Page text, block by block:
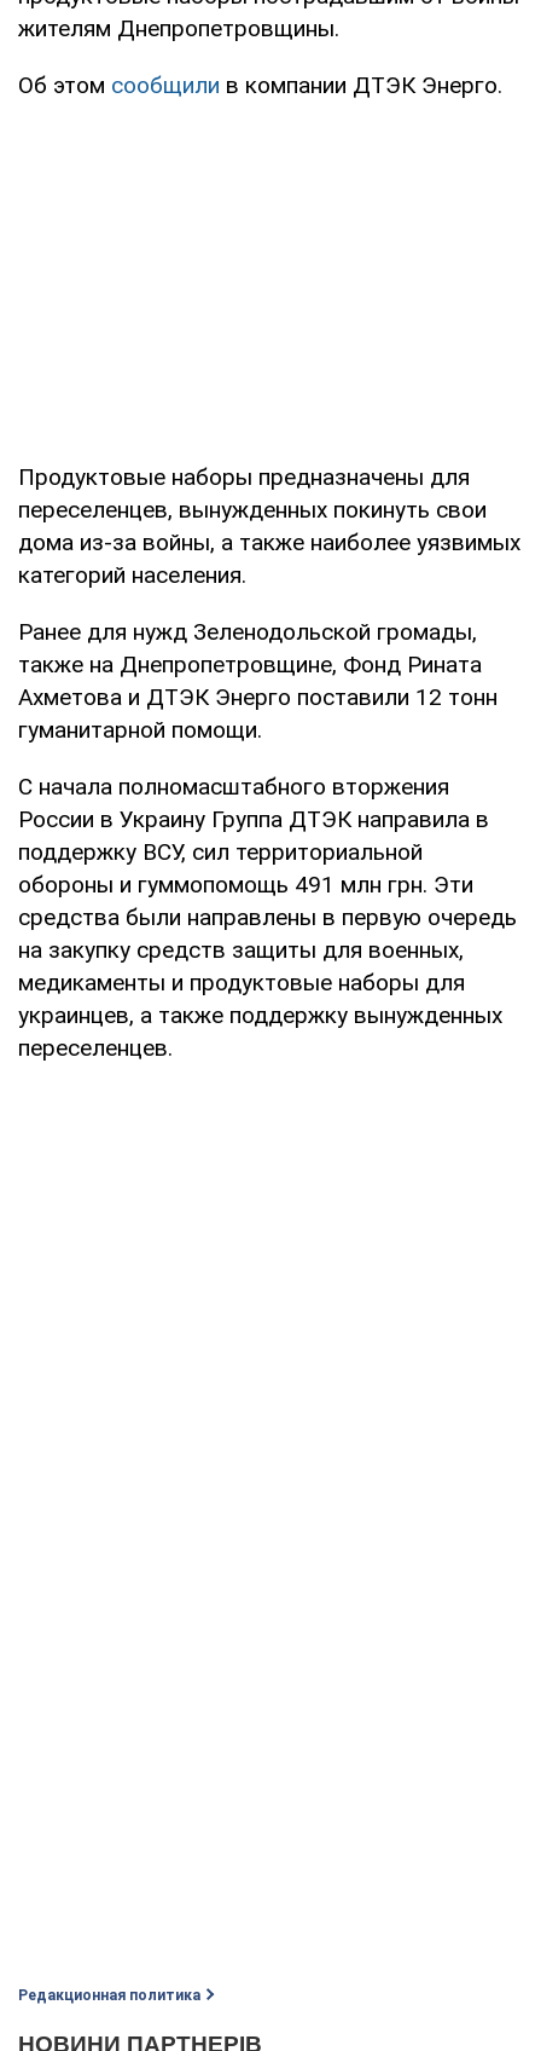
жителям Днепропетровщины.
Об этом сообщили в компании ДТЭК Энерго.
Продуктовые наборы предназначены для
переселенцев, вынужденных покинуть свои
дома из-за войны, а также наиболее уязвимых
категорий населения.
Ранее для нужд Зеленодольской громады,
также на Днепропетровщине, Фонд Рината
Ахметова и ДТЭК Энерго поставили 12 тонн
гуманитарной помощи.
С начала полномасштабного вторжения
России в Украину Группа ДТЭК направила в
поддержку ВСУ, сил территориальной
обороны и гуммопомощь 491 млн грн. Эти
средства были направлены в первую очередь
на закупку средств защиты для военных,
медикаменты и продуктовые наборы для
украинцев, а также поддержку вынужденных
переселенцев.
Редакционная политика